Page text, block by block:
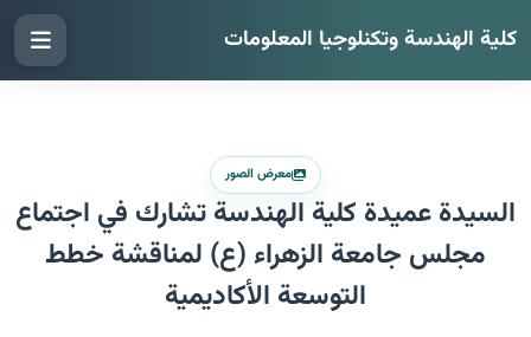
كلية الهندسة وتكنلوجيا المعلومات
معرض الصور
السيدة عميدة كلية الهندسة تشارك في اجتماع
مجلس جامعة الزهراء (ع) لمناقشة خطط
التوسعة الأكاديمية